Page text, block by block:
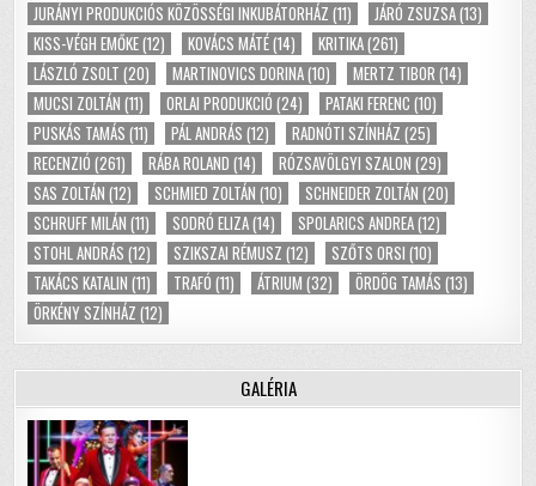
JURÁNYI PRODUKCIÓS KÖZÖSSÉGI INKUBÁTORHÁZ (11) JÁRÓ ZSUZSA(13)
KISS-VÉGH EMŐKE(12) KOVÁCS MÁTÉ(14) KRITIKA(261)
LÁSZLÓ ZSOLT (20) MARTINOVICS DORINA(10) MERTZ TIBOR (14)
MUCSI ZOLTÁN (11) ORLAI PRODUKCIÓ (24) PATAKI FERENC (10)
PUSKÁS TAMÁS (11) PÁL ANDRÁS (12) RADNÓTI SZÍNHÁZ (25)
RECENZIÓ (261) RÁBA ROLAND (14) RÓZSAVÖLGYI SZALON (29)
SAS ZOLTÁN (12) SCHMIED ZOLTÁN (10) SCHNEIDER ZOLTÁN (20)
SCHRUFF MILÁN (11) SODRÓ ELIZA(14) SPOLARICS ANDREA(12)
STOHL ANDRÁS (12) SZIKSZAI RÉMUSZ (12) SZŐTS ORSI (10)
TAKÁCS KATALIN (11) TRAFÓ (11) ÁTRIUM (32) ÖRDÖG TAMÁS (13)
ÖRKÉNY SZÍNHÁZ (12)
GALÉRIA